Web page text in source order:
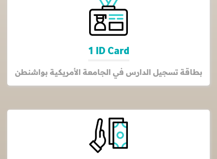
1 ID Card
بطاقة تسجيل الدارس في الجامعة الأمريكية بواشنطن